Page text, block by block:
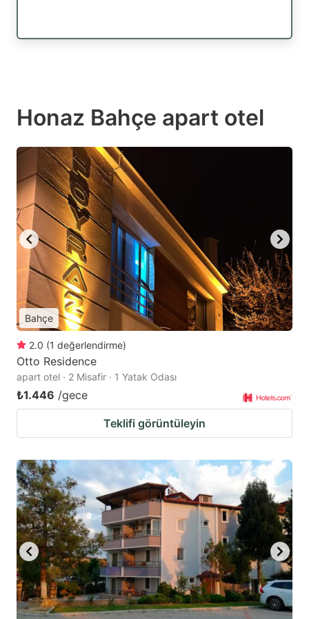
Honaz Bahçe apart otel
Bahçe
2.0 (1 değerlendirme)
Otto Residence
apart otel · 2 Misafir · 1 Yatak Odası
₺1.446 /gece
Teklifi görüntüleyin